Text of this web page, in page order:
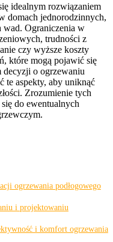
idealnym rozwiązaniem
domach jednorodzinnych,
wad. Ograniczenia w
trudności z
czy wyższe koszty
które mogą pojawić się
decyzji o ogrzewaniu
te aspekty, aby uniknąć
Zrozumienie tych
do ewentualnych
ogrzewania podłogowego
i projektowaniu
i komfort ogrzewania